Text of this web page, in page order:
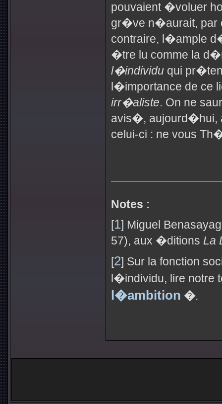
pouvaient �voluer
gr�ve n�aurait, par
contraire, l�ample
�tre lu comme la
l�individu qui
l�importance de ce
irr�aliste. On ne
avis�, aujourd�hui,
celui-ci : ne vous
Notes :
[1] Miguel
57), aux �ditions La
[2] Sur la fonction
l�individu, lire notre
l�ambition �.